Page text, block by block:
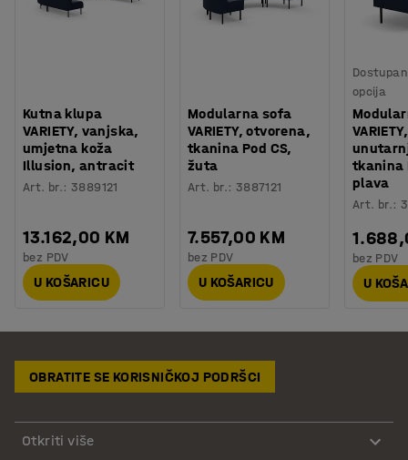
Kutna klupa
VARIETY, vanjska,
umjetna koža
Illusion, antracit
Art. br.:3889121
13.162,00 KM
bez PDV
U KOŠARICU
Modularna sofa
VARIETY, otvorena,
tkanina Pod CS,
žuta
Art. br.: 3887121
7.557,00 KM
bez PDV
U KOŠARICU
opcija
tkanina
plava
Art. br.:
bez PDV
U
OBRATITE SE KORISNIČKOJ PODRŠCI
Otkriti više